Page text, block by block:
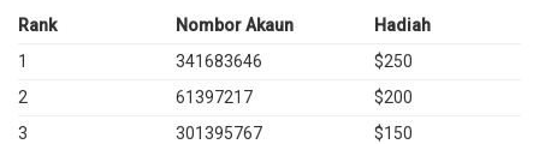
Rank Nombor Akaun
Hadiah
1
341683646
$250
2
61397217
$200
3
301395767
$150